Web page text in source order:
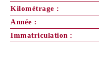
Kilométrage :
Année :
Immatriculation :